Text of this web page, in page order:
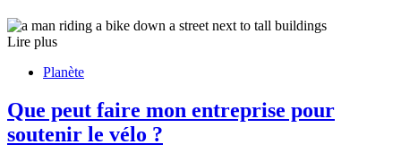
Lire plus
Planète
Que peut faire mon entreprise pour
soutenir le vélo ?